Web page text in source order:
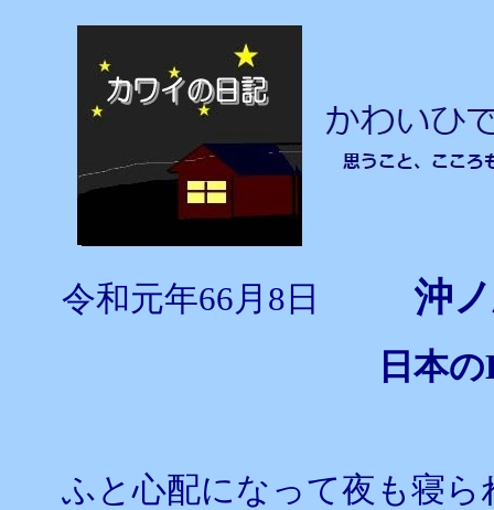
令和元年66月8日 沖ノ
日本
ふと心配になって夜も寝ら